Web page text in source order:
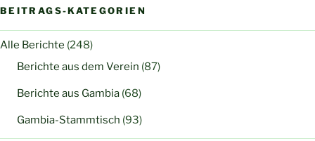
BEITRAGS-KATEGORIEN
Alle Berichte (248)
Berichte aus dem Verein (87)
Berichte aus Gambia (68)
Gambia-Stammtisch (93)